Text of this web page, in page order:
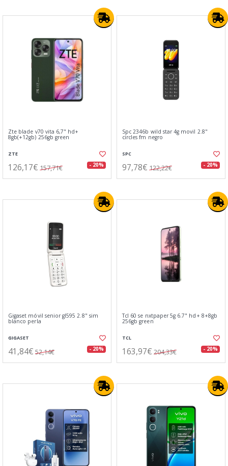
Zte blade v70 vita 6,7" hd+
8gb(+12gb) 256gb green
ZTE
126,17€ 157,71€ - 20%
Spc 2346b wild star 4g movil 2.8"
circles fm negro
SPC
97,78€ 122,22€ - 20%
Gigaset móvil senior gl595 2.8" sim
blanco perla
GIGASET
41,84€ 52,14€ - 20%
Tcl 60 se nxtpaper 5g 6.7" hd+ 8+8gb
256gb green
TCL
163,97€ 204,33€ - 20%